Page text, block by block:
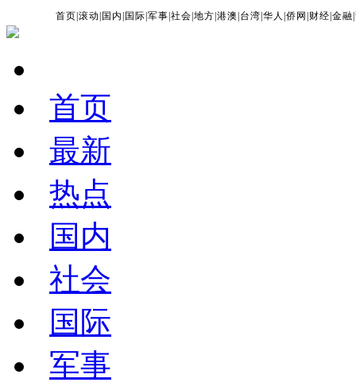
首页 |滚动 国内 国际 |军事 |社会 |地方 |港澳 台湾 |华人 |侨网 财经 |金融 |
首页
最新
热点
国内
社会
国际
军事